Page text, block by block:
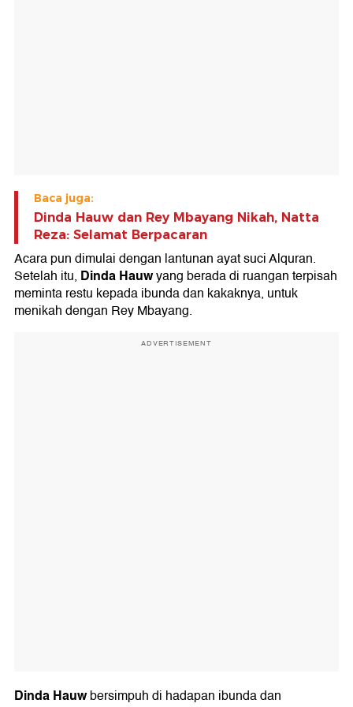
Baca juga:
Dinda Hauw dan Rey Mbayang Nikah, Natta
Reza: Selamat Berpacaran
Acara pun dimulai dengan lantunan ayat suci Alquran.
Setelah itu, Dinda Hauwyang berada di ruangan terpisah
meminta restu kepada ibunda dan kakaknya, untuk
menikah dengan Rey Mbayang.
ADVERTISEMENT
Dinda Hauwbersimpuh di hadapan ibunda dan